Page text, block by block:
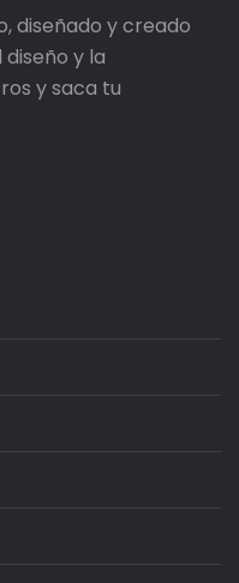
diseñado y creado
y la
y saca tu